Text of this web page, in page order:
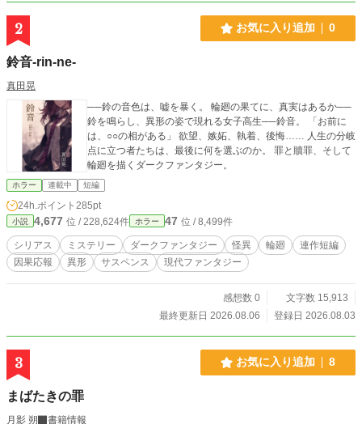
2 お気に入り追加 0
鈴音-rin-ne-
真田晃
──鈴の音色は、嘘を暴く。 輪廻の果てに、真実はあるか──
鈴を鳴らし、異形の姿で現れる女子高生──鈴音。 「お前に
は、○○の相がある」 欲望、嫉妬、執着、後悔…… 人生の分岐
点に立つ者たちは、最後に何を選ぶのか。 罪と贖罪、そして
輪廻を描くダークファンタジー。
ホラー 連載中 短編
24h.ポイント 285pt
小説 4,677 位 / 228,624件 ホラー 47 位 / 8,499件
シリアス ミステリー ダークファンタジー 怪異 輪廻
連作短編
因果応報
異形 サスペンス 現代ファンタジー
感想数 0
文字数 15,913
最終更新日 2026.08.06
登録日 2026.08.03
3 お気に入り追加 8
まばたきの罪
月影 朔
書籍情報